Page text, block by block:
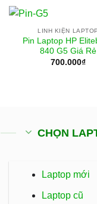
LINH KIỆN LAPTOP
Pin Laptop HP
840 G5 Giá Rẻ
700.000₫
CHỌN
Laptop mới
Laptop cũ